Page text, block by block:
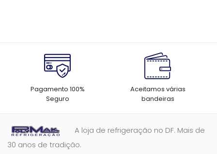
Pagamento 100%
Seguro
Aceitamos várias
bandeiras
A loja de refrigeração no DF. Mais de
30 anos de tradição.